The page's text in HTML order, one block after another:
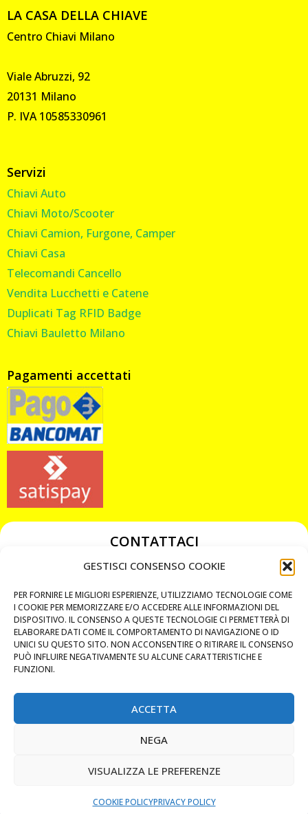
GESTISCI CONSENSO COOKIE
PER FORNIRE LE MIGLIORI ESPERIENZE, UTILIZZIAMO TECNOLOGIE COME
I COOKIE PER MEMORIZZARE E/O ACCEDERE ALLE INFORMAZIONI DEL
DISPOSITIVO. IL CONSENSO A QUESTE TECNOLOGIE CI PERMETTERÀ DI
ELABORARE DATI COME IL COMPORTAMENTO DI NAVIGAZIONE O ID
UNICI SU QUESTO SITO. NON ACCONSENTIRE O RITIRARE IL CONSENSO
PUÒ INFLUIRE NEGATIVAMENTE SU ALCUNE CARATTERISTICHE E
FUNZIONI.
ACCETTA
NEGA
VISUALIZZA LE PREFERENZE
COOKIE POLICYPRIVACY POLICY
LA CASA DELLA CHIAVE
Centro Chiavi Milano
Viale Abruzzi, 92
20131 Milano
P. IVA 10585330961
Servizi
Chiavi Auto
Chiavi Moto/Scooter
Chiavi Camion, Furgone, Camper
Chiavi Casa
Telecomandi Cancello
Vendita Lucchetti e Catene
Duplicati Tag RFID Badge
Chiavi Bauletto Milano
Pagamenti accettati
CONTATTACI
349 3863811
chiavicodificate@gmail.com
Privacy Policy
Cookie Policy
MAPS
CHIAMA ORA
PREVENTIVO IMMEDIATO